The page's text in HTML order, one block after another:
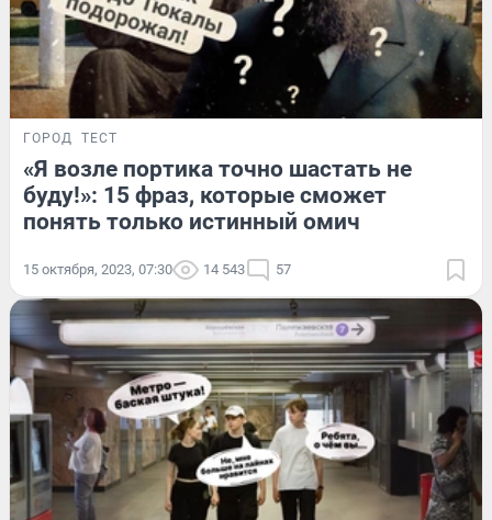
ГОРОД ТЕСТ
«Я возле портика точно шастать не
буду!»: 15 фраз, которые сможет
понять только истинный омич
15 октября, 2023, 07:30 14 543 57